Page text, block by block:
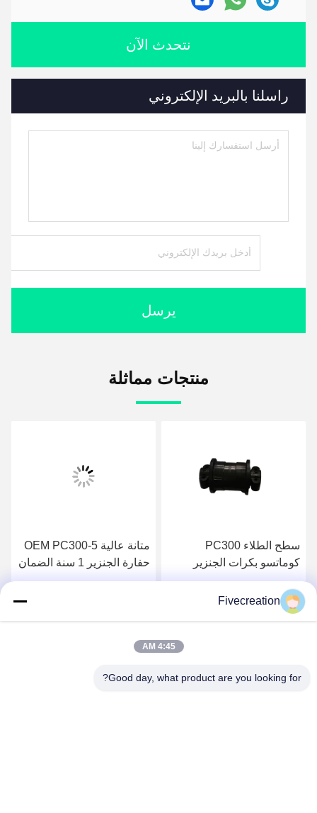
نتحدث الآن
راسلنا بالبريد الإلكتروني
يرسل
منتجات مماثلة
سطح الطلاء PC300
كوماتسو بكرات الجنزير
حسب الطلب الحجم
متانة عالية OEM PC300-5
حفارة الجنزير 1 ​​سنة الضمان
Fivecreation
4:45 AM
Good day, what product are you looking for?